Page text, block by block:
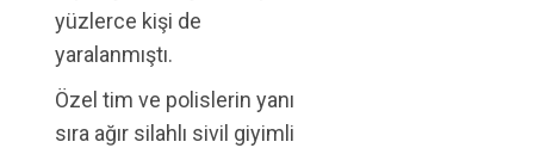
yüzlerce kişi de
yaralanmıştı.
Özel tim ve polislerin yanı
sıra ağır silahlı sivil giyimli